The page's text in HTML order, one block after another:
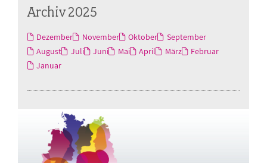
Archiv 2025
Dezember November Oktober
September
August
Juli Juni Mai April März
Februar
Januar